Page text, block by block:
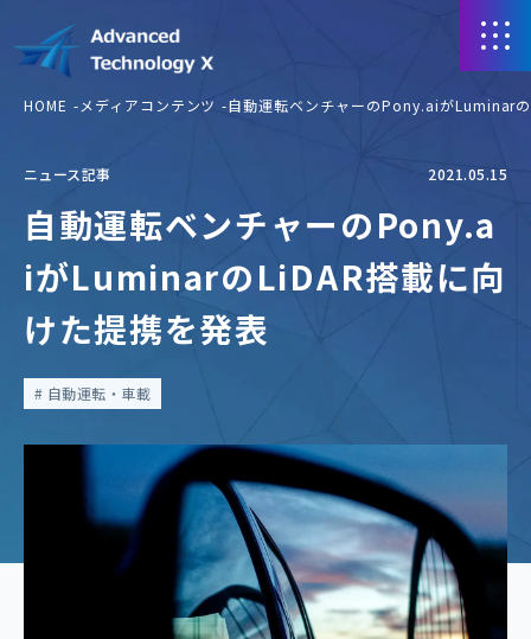
HOME メディアコンテンツ 自動運転ベンチャーのPony.aiがLuminar
ニュース記事 2021.05.15
自動運転ベンチャーのPony.a
iがLuminarのLiDAR搭載に向
けた提携を発表
自動運転・車載